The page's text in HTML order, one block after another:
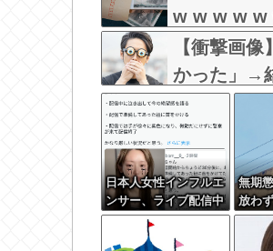
w w w w w
【衝撃画
かった」→
日本人女性インフルエ
ンサー、ライブ配信中
に自殺
無期
放わ
質終